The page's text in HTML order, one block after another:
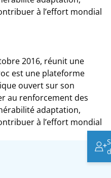
à l’effort mondial
2016, réunit une
est une plateforme
ouvert sur son
au renforcement des
adaptation,
à l’effort mondial